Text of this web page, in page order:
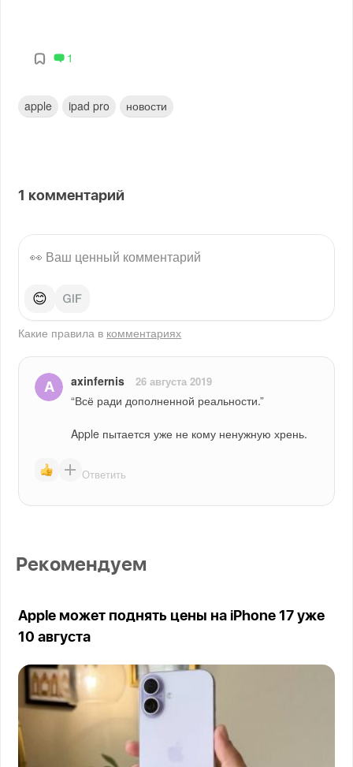
1
apple ipad pro новости
1 комментарий
😊
Какие правила в комментариях
axinfernis 26 августа 2019
“Всё ради дополненной реальности.”
Apple пытается уже не кому ненужную хрень.
Ответить
Рекомендуем
Apple может поднять цены на iPhone 17 уже
10 августа